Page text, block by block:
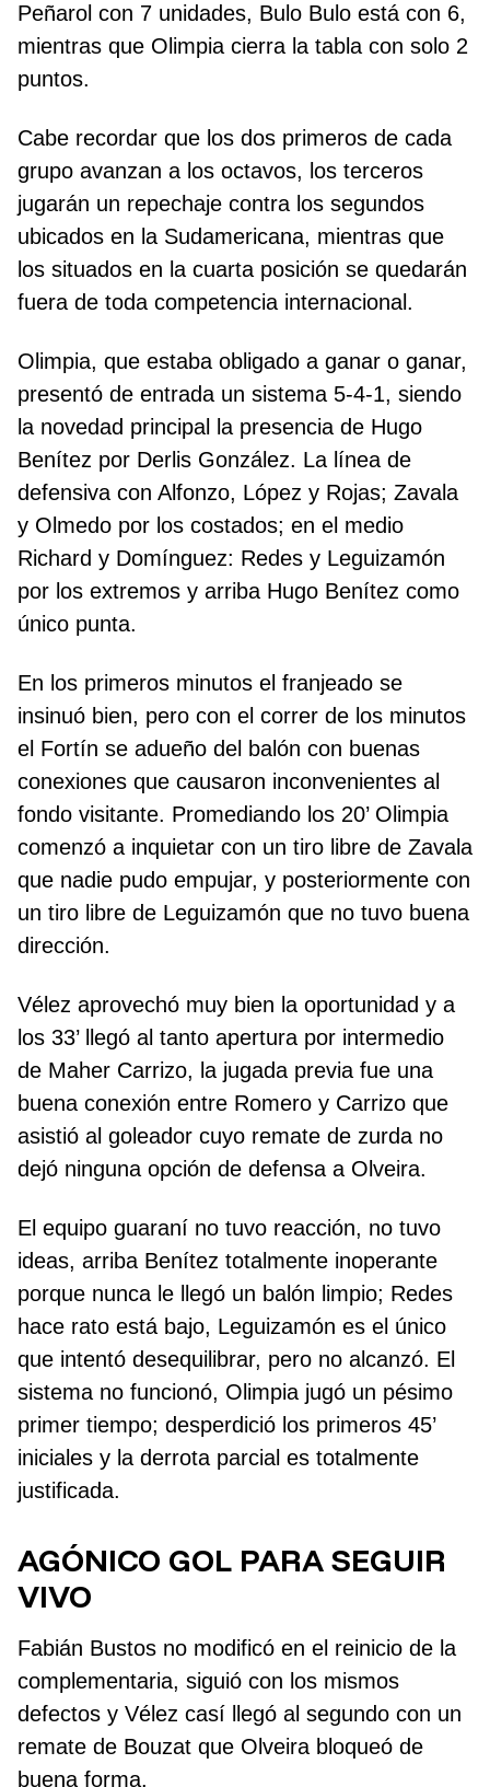
Peñarol con 7 unidades, Bulo Bulo está con 6,
mientras que Olimpia cierra la tabla con solo 2
puntos.
Cabe recordar que los dos primeros de cada
grupo avanzan a los octavos, los terceros
jugarán un repechaje contra los segundos
ubicados en la Sudamericana, mientras que
los situados en la cuarta posición se quedarán
fuera de toda competencia internacional.
Olimpia, que estaba obligado a ganar o ganar,
presentó de entrada un sistema 5-4-1, siendo
la novedad principal la presencia de Hugo
Benítez por Derlis González. La línea de
defensiva con Alfonzo, López y Rojas; Zavala
y Olmedo por los costados; en el medio
Richard y Domínguez: Redes y Leguizamón
por los extremos y arriba Hugo Benítez como
único punta.
En los primeros minutos el franjeado se
insinuó bien, pero con el correr de los minutos
el Fortín se adueño del balón con buenas
conexiones que causaron inconvenientes al
fondo visitante. Promediando los 20’ Olimpia
comenzó a inquietar con un tiro libre de Zavala
que nadie pudo empujar, y posteriormente con
un tiro libre de Leguizamón que no tuvo buena
dirección.
Vélez aprovechó muy bien la oportunidad y a
los 33’ llegó al tanto apertura por intermedio
de Maher Carrizo, la jugada previa fue una
buena conexión entre Romero y Carrizo que
asistió al goleador cuyo remate de zurda no
dejó ninguna opción de defensa a Olveira.
El equipo guaraní no tuvo reacción, no tuvo
ideas, arriba Benítez totalmente inoperante
porque nunca le llegó un balón limpio; Redes
hace rato está bajo, Leguizamón es el único
que intentó desequilibrar, pero no alcanzó. El
sistema no funcionó, Olimpia jugó un pésimo
primer tiempo; desperdició los primeros 45’
iniciales y la derrota parcial es totalmente
justificada.
AGÓNICO GOL PARA SEGUIR
VIVO
Fabián Bustos no modificó en el reinicio de la
complementaria, siguió con los mismos
defectos y Vélez casí llegó al segundo con un
remate de Bouzat que Olveira bloqueó de
buena forma.